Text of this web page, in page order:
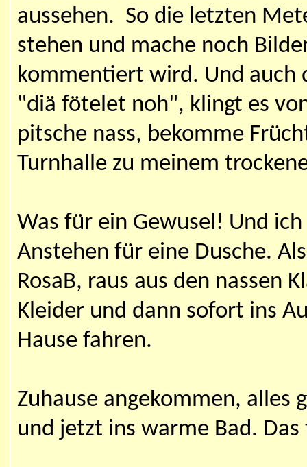
aussehen. So die letzten
stehen und mache noch
kommentiert wird. Und auch
"diä fötelet noh", klingt es
pitsche nass, bekomme
Turnhalle zu meinem
Was für ein Gewusel! Und
Anstehen für eine Dusche.
RosaB, raus aus den nassen
Kleider und dann sofort ins
Hause fahren.
Zuhause angekommen, alles
und jetzt ins warme Bad.